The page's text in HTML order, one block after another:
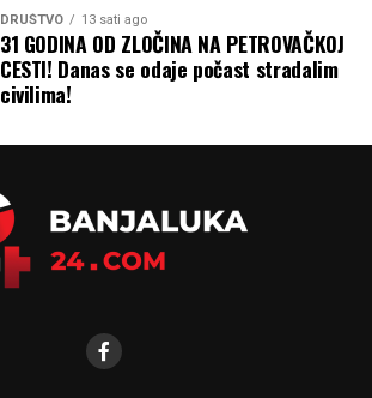
DRUŠTVO 13 sati ago
31 GODINA OD ZLOČINA NA PETROVAČKOJ
CESTI! Danas se odaje počast stradalim
civilima!